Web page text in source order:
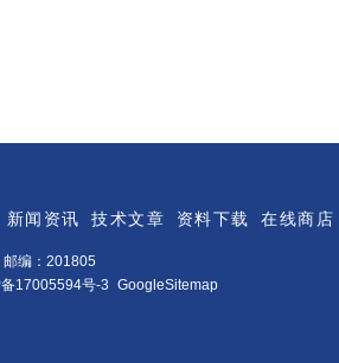
新闻资讯 技术文章 资料下载 在线商店
邮编：201805
17005594号-3 GoogleSitemap